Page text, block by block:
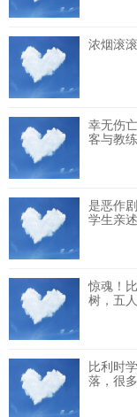
浓烟滚
幸无伤
客与教
是恶作
学生亲
惊魂！
树，五
比利时
落，很